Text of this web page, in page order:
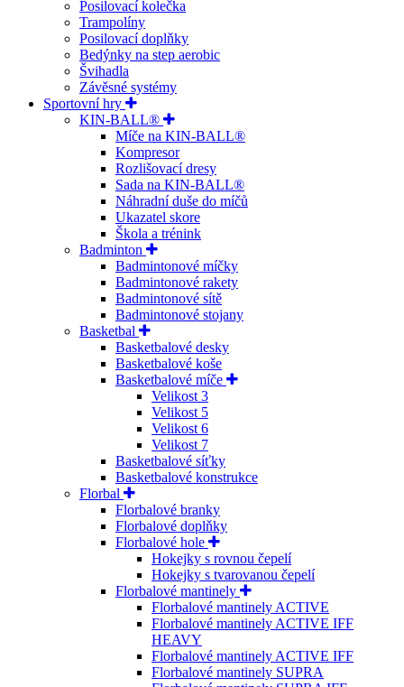
Posilovací kolečka
Trampolíny
Posilovací doplňky
Bedýnky na step aerobic
Švihadla
Závěsné systémy
Sportovní hry
KIN-BALL®
Míče na KIN-BALL®
Kompresor
Rozlišovací dresy
Sada na KIN-BALL®
Náhradní duše do míčů
Ukazatel skore
Škola a trénink
Badminton
Badmintonové míčky
Badmintonové rakety
Badmintonové sítě
Badmintonové stojany
Basketbal
Basketbalové desky
Basketbalové koše
Basketbalové míče
Velikost 3
Velikost 5
Velikost 6
Velikost 7
Basketbalové síťky
Basketbalové konstrukce
Florbal
Florbalové branky
Florbalové doplňky
Florbalové hole
Hokejky s rovnou čepelí
Hokejky s tvarovanou čepelí
Florbalové mantinely
Florbalové mantinely ACTIVE
Florbalové mantinely ACTIVE IFF
HEAVY
Florbalové mantinely ACTIVE IFF
Florbalové mantinely SUPRA